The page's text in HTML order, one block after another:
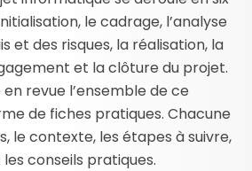
le cadrage, l’analyse
et des risques, la réalisation, la
et la clôture du projet.
revue l’ensemble de ce
de fiches pratiques. Chacune
le contexte, les étapes à suivre,
conseils pratiques.